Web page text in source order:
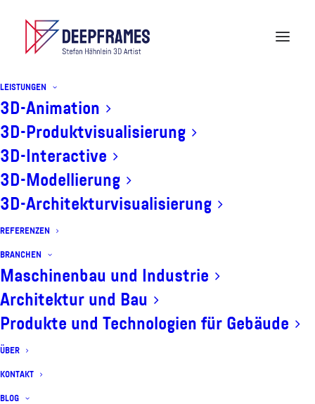
LEISTUNGEN
3D-Animation
3D-Produktvisualisierung
3D-Interactive
3D-Modellierung
3D-Architekturvisualisierung
REFERENZEN
BRANCHEN
Maschinenbau und Industrie
Architektur und Bau
Produkte und Technologien für Gebäude
ÜBER
KONTAKT
BLOG
3D-Visualisierungen und 3D-
Animationen für Produkte,
Technologien und Architektur
Mit hochwertigem 3D-Content besser erklären,
präsentieren und vermarkten.